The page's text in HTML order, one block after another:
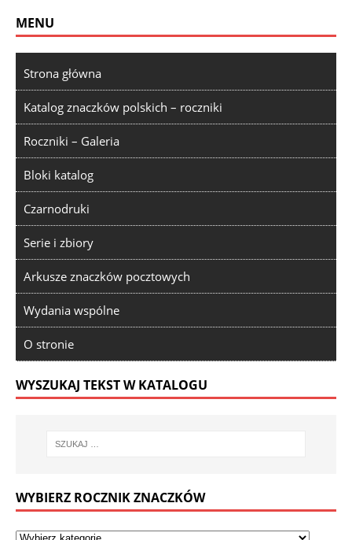
MENU
Strona główna
Katalog znaczków polskich – roczniki
Roczniki – Galeria
Bloki katalog
Czarnodruki
Serie i zbiory
Arkusze znaczków pocztowych
Wydania wspólne
O stronie
WYSZUKAJ TEKST W KATALOGU
WYBIERZ ROCZNIK ZNACZKÓW